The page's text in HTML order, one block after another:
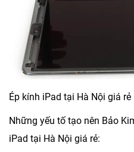
Ép kính iPad tại Hà Nội giá rẻ
Những yếu tố tạo nên Bảo
iPad tại Hà Nội giá rẻ: